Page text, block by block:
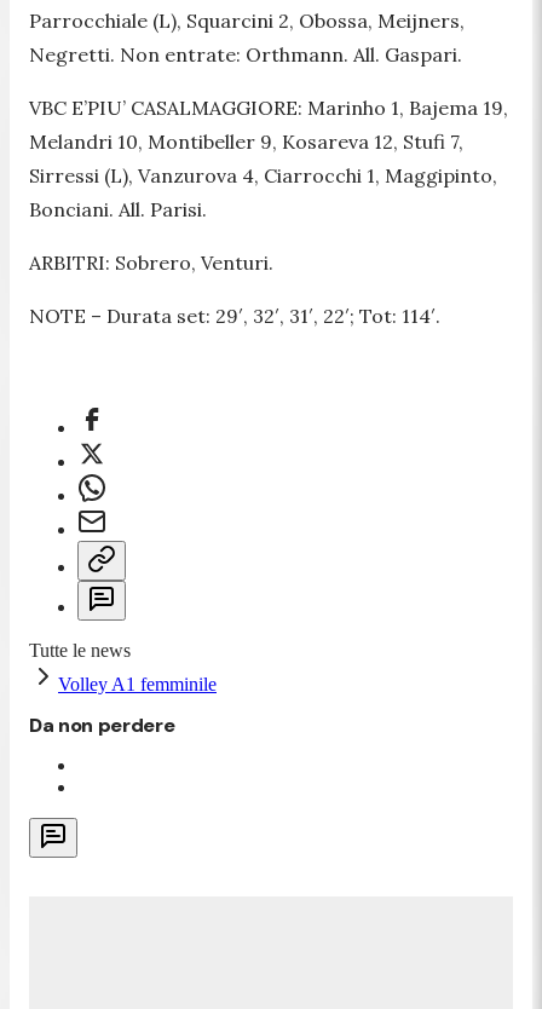
Parrocchiale (L), Squarcini 2, Obossa, Meijners,
Negretti. Non entrate: Orthmann. All. Gaspari.
VBC E’PIU’ CASALMAGGIORE: Marinho 1, Bajema 19,
Melandri 10, Montibeller 9, Kosareva 12, Stufi 7,
Sirressi (L), Vanzurova 4, Ciarrocchi 1, Maggipinto,
Bonciani. All. Parisi.
ARBITRI: Sobrero, Venturi.
NOTE – Durata set: 29′, 32′, 31′, 22′; Tot: 114′.
Tutte le news
Volley A1 femminile
Da non perdere